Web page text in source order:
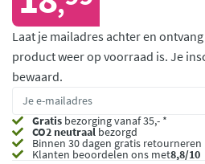
Laat je mailadres achter en
product weer op voorraad is. Je
bewaard.
Gratis bezorging vanaf 35,- *
CO2 neutraalbezorgd
Binnen 30 dagen gratis retourneren
Klanten beoordelen ons met8,8/10